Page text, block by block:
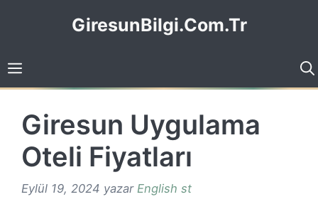
GiresunBilgi.Com.Tr
Giresun Uygulama
Oteli Fiyatları
Eylül 19, 2024 yazar English st